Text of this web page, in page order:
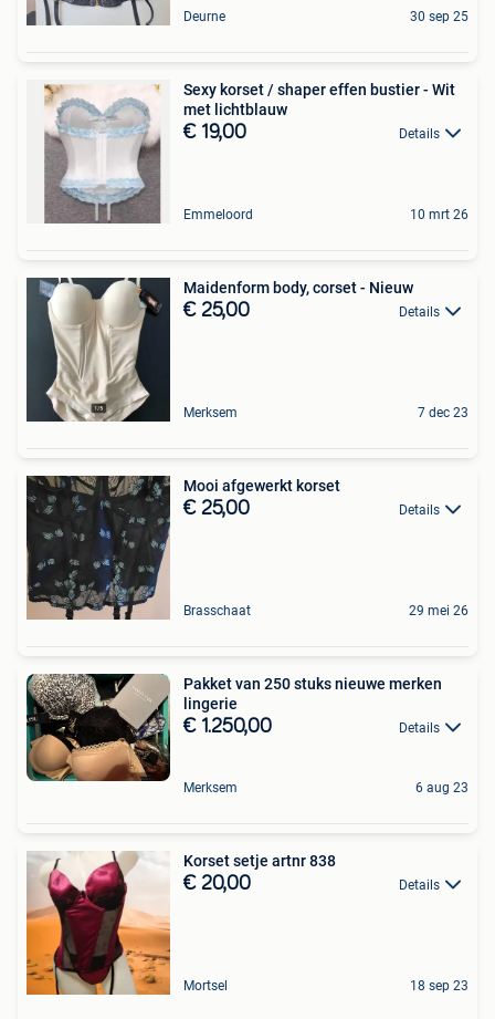
Deurne 30 sep 25
Sexy korset / shaper effen bustier - Wit
met lichtblauw
€ 19,00 Details
Emmeloord 10 mrt 26
Maidenform body, corset - Nieuw
€ 25,00 Details
Merksem 7 dec 23
Mooi afgewerkt korset
€ 25,00 Details
Brasschaat 29 mei 26
Pakket van 250 stuks nieuwe merken
lingerie
€ 1.250,00 Details
Merksem 6 aug 23
Korset setje artnr 838
€ 20,00 Details
Mortsel 18 sep 23